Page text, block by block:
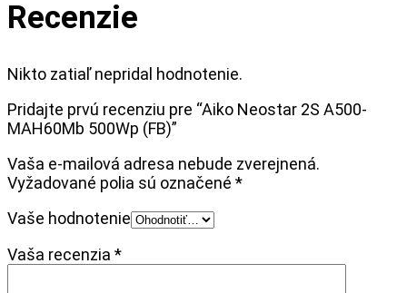
Recenzie
Nikto zatiaľ nepridal hodnotenie.
Pridajte prvú recenziu pre “Aiko Neostar 2S A500-
MAH60Mb 500Wp (FB)”
Vaša e-mailová adresa nebude zverejnená.
Vyžadované polia sú označené *
Vaše hodnotenie
Vaša recenzia *